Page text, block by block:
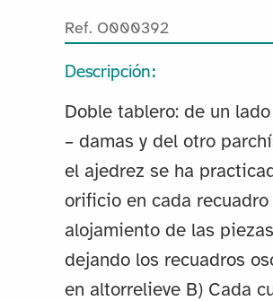
Ref. O000392
Descripción:
Doble tablero: de un
– damas y del otro
el ajedrez se ha
orificio en cada recuadro
alojamiento de las
dejando los recuadros
en altorrelieve B) Cada